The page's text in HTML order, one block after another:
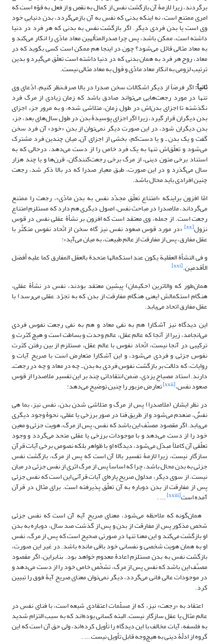
برگردند، زیرا لازمۀ آن بازگشت نفس از کمال به نقص و از فعل به قوّه است که
امری ممتنع است، نه اینکه بدنی که نفس به آن بازمی‌گردد، بدن دنیاییِ خودِ
وی است یا بدن فردی دیگر. اگر بازگشت نفس به بدنی که هر فرد در دنیا
داشته است، ممکن باشد، پس چرا صدرالمتألهین معاد مادّی را انکار می‌کند و
به معاد مثالی قائل می‌شود؟ چون در اینجا هم ممکن است کسی بگوید که در
معاد، روح هر فرد به همان بدنی که در دنیا داشته است تعلّق می‌گیرد و بدین
ترتیب لزومی به انکار معاد مادّی و قول به معاد مثالی نیست.
ثانیاً:اگر فرضاً از دیگر اشکالات سخن صدرا در بالا صرف‌نظر کنیم، ادّعای وی
تنها در مورد رجعت‌هایی می‌تواند صادق باشد که زمان زیادی از مرگ فرد
نگذشته تا اجزای بدن‌اش در طول زمان، متلاشی شده، و به مرور جزء اجزای
بدن دیگران قرار گیرد، زیرا اگر اجزای پوسیدۀ بدن در طول سال‌های بعد، جزء
بدن دیگران شود، در این صورت دیگر نمی‌توان از بدنِ «خودِ» آن فرد سخن
گفت و یک بدن ـ و یا دست‌کم، بخشی از اجزای آن‌ـ میان چندین فرد مشترک
می‌شود و تعلّق‌اش تنها به یک فرد خاص را از دست می‌دهد، درحالی که به
استناد برخی متون دینی، از مرگ برخی رجعت‌کنندگان، قرن‌ها و یا چند هزار
سال می‌گذرد و در این صورت، طبق معیار صدرا که در بالا ذکر شد، رجعت
چنین افرادی باید محال باشد.
امّا افزون براینکه «امتناع تعلّق مجدّد نفس به بدن مادّی»، رجعت را ممتنع
می‌گرداند، ملاصدرا در مباحث نفس، اصول دیگری هم دارد که مستلزم امتناع
رجعت است. از جمله، وی معتقد است که افزون بر نشأۀ عقلی نفس در قوس
نزول[xx] «در مورد قوس صعود نفس نیز گاه سخن از اتّحاد نفوس متکثّر با
عقل مفارق، پس از مفارقت از عالم طبیعت، به میان می‌آید»:
و فی النشأة العقلیة یکون‏ عند استکمالها متحدة بالعقل المفارق کما علیه أفضل
الأقدمین.[xxi]
همان‌طور که والاترین (حکیمانِ) پیشین معتقد بودند، نفس در نشأۀ عقلی،
هنگام استکمالش (یعنی هنگام مفارقت از بدن که به تجرّد عقلی می‌رسد) با
عقل مفارق اتحاد می‌یابد.
این دیدگاه نیز آشکارا هم به نفی معاد و هم به نفی رجعت نفوس فردی
می‌انجامد، زیرا از آنجا که عالم عقل، عالم وحدت و بساطت است و هیچ کثرت و
ترکیبی در آنجا نیست، اتّحاد نفوس با عالم عقل، مستلزم از بین رفتن کثرت
نفوس جزئی و فردی می‌شود، و این آشکارا متعارض است با صریح آیات و
روایات، که دلالت بر بازگشت نفوس فردی به بدن ـ چه در معاد و چه در رجعت‌ـ
دارند. استاد مصباح یزدی، ضمن انتقاداتی چند بر این تفسیر ملاصدرا از قوس
صعود نفس،[xxii]
تعارض مزبور را چنین توضیح می‌دهد:
در نظر ایشان (ملاصدرا) پس از مرگ و متلاشی شدن بدن، نفس نیز، بما هی
نفسٌ، منعدم می‌شود و از طریق فنا در صور برزخی یا عقلی، نحوۀ وجود دیگری
می‌یابد. اگر مقصود مصنّف این باشد که نفس، پس از مرگ، هویت جزئی و معین
خود را از دست می‌دهد و با موجودات برزخی یا عقلی متحد می‌گردد و وجود
تعلّقی آن کاملاً مبدّل می‌شود، دیدگاه او با ظواهر بلکه نصوص برخی آیات قرآن
سازگار نیست، زیرا لازمۀ تفسیر بالا آن است که پس از مرگ، بازگشت نفس
جزئی به بدن محال باشد، چرا که اساساً پس از مرگ اثری از نفس جزئی در میان
نیست. از سوی دیگر، مدلول صریح پاره‌ای آیات قرآنی این است که نفس جزئی
پس از مفارقت از بدن دوباره به آن تعلّق پذیرفته است. برای مثال در قرآن
آمده است[xxiii]
... .
همان‌گونه که ملاحظه می‌شود، معنای صریح آیه آن است که نفس جزئی
شخص مذکور پس از مفارقت از بدن و پس از گذشت صد سال، دوباره به بدن
او بازگشت می‌کند و این معنا تنها در صورتی صحیح است که پس از مرگ، نفس
او به همان هویت شخصی و نفسانی خود باقی مانده باشد. در غیر این صورت،
بازگشت نفس به بدن مستلزم اعادۀ معدوم خواهد بود. بنابراین، اگر مقصود
مصنّف این باشد که نفس پس از مرگ، تشخّص خاص خود را از دست می‌دهد و
در موجودات عالی فانی می‌گردد، دیگر نمی‌توان معنای صریح آیۀ فوق را تبیین
کرد.
اعتقاد به «رجعت» نیز، که از مسلّمات اعتقادی شیعه است، با فنای نفس در
عالم مثال یا عقل سازگار نیست. البته کسانی بوده‌اند که به سبب التزام شدید
به فلسفه، آیات مخالف با این دیدگاه را تأویل کرده‌اند، ولی حق آن است که این
گروه از ادلّۀ دینی به هیچ‌وجه قابل تأویل نیست ... .